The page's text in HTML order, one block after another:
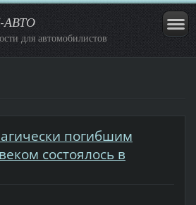
АВТО
для автомобилистов
погибшим
состоялось в